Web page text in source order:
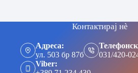
Контактирај нè
Адреса:
ул. 503 бр 87б
031/420-
Viber: